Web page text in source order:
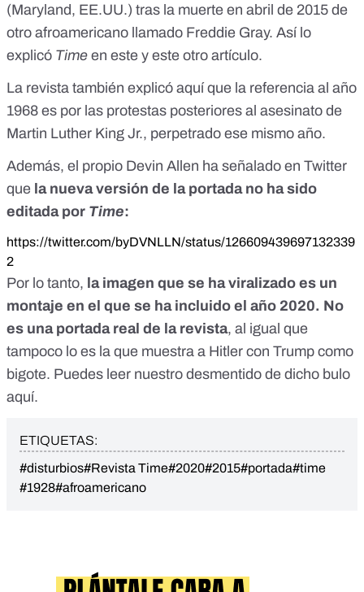
(Maryland, EE.UU.) tras la muerte en abril de 2015 de
otro afroamericano llamado Freddie Gray. Así lo
explicó Time en este y este otro artículo.
La revista también explicó aquíque la referencia al año
1968 es por las protestas posteriores al asesinato de
Martin Luther King Jr., perpetrado ese mismo año.
Además, el propio Devin Allen ha señalado en Twitter
que la nueva versión de la portada no ha sido
editada por Time:
https://twitter.com/byDVNLLN/status/126609439697132339
2
Por lo tanto, la imagen que se ha viralizado es un
montaje en el que se ha incluido el año 2020. No
es una portada real de la revista, al igual que
tampoco lo es la que muestra a Hitler con Trump como
bigote. Puedes leer nuestro desmentido de dicho bulo
aquí.
ETIQUETAS:
#disturbios#Revista Time#2020#2015#portada#time
#1928#afroamericano